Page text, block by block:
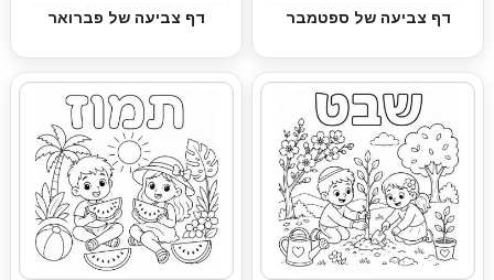
דף צביעה של ספטמבר דף צביעה של פברואר